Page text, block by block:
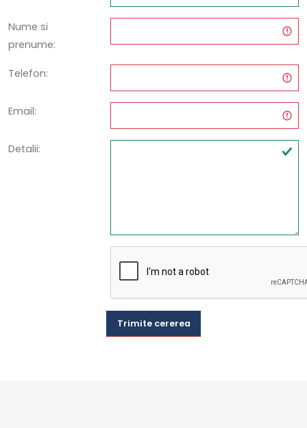
Nume si
prenume:
Telefon:
Email:
Detalii:
Trimite cererea